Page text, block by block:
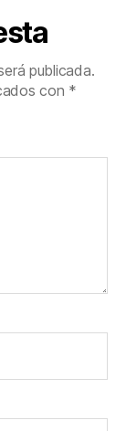
publicada.
con *